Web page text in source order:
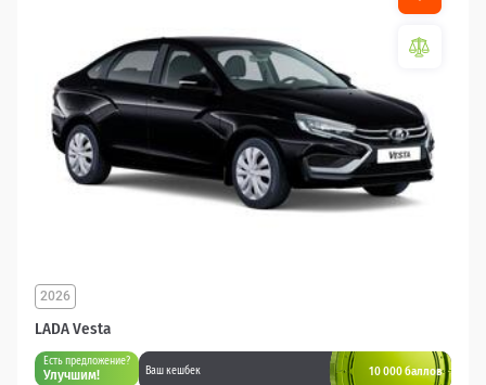
LADA Vesta
2026
Есть предложение?
Улучшим! Ваш кешбек 10 000 баллов